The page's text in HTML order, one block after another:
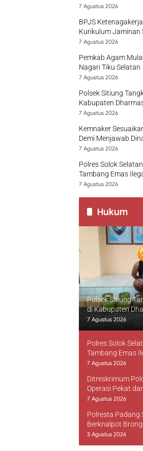
7 Agustus 2026
BPJS
Kurikulum Jaminan
7 Agustus 2026
Pemkab Agam
Nagari Tiku Selatan
7 Agustus 2026
Polsek Sitiung
Kabupaten
7 Agustus 2026
Kemnaker
Demi Menjawab
7 Agustus 2026
Polres Solok
Tambang Emas
7 Agustus 2026
Hukum
Polsek Sitiung
di Kabupaten
7 Agustus 2026
Polres Solok
Tambang Emas
7 Agustus 2026
Ditreskrimum
Operasi Pekat
7 Agustus 2026
Polresta Padang
Berknalpot
3 Agustus 2026